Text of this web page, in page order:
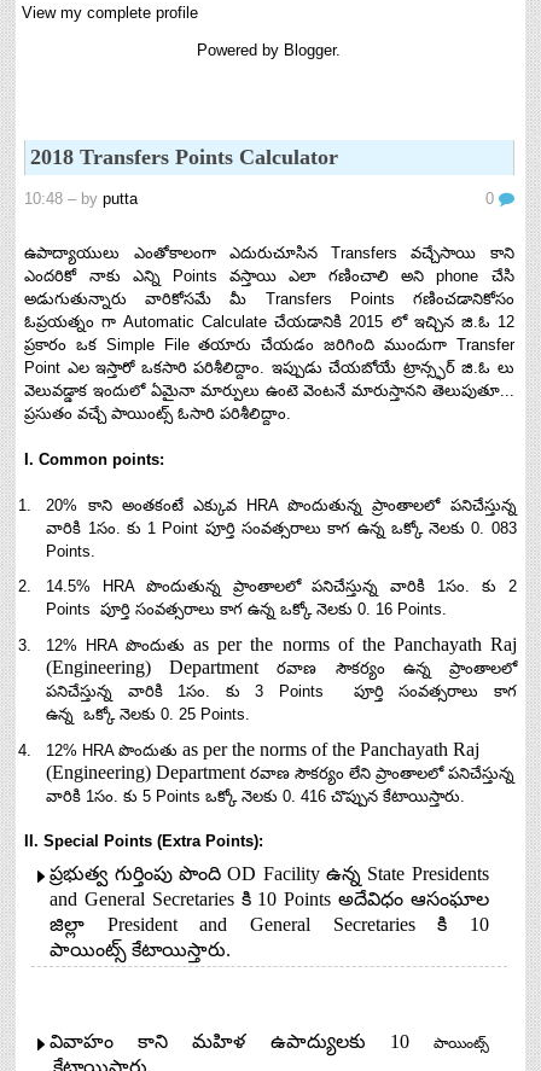
8th 9th and 10th Classes lesson wise model lesson plans for planned teaching,
నిర్ణీత సమయం లో పప్రమోషన్ లు రానప్పుడు నిర్ణిత
సంవత్సరాలలో అప్రయత్న పదోన్నతులు తీసుకోవడానికి అవకాశం
6th and 7th Classes lesson wise model lesson plans for planned teaching,
modify this lesson plans according to your students standar...
AP PRC 2015 Enhanced Pension Family Pension in RPS
2015
Revised Pension in RPS,2015 Andrapradesh state
Government has been released G.O 51 Dt. 08.05.2015 for
Sanction of Consolidated of Pensi...
ఆదాయపన్ను ( ఆర్ధిక సంవత్సరం 2025-26) లెక్కించే విధానం - సమీక్ష ఫైనాన్స్ యాక్ట్
Contact Us
Contact Us Mail 📬 puttabadi@gmail.com
View my complete profile
Powered by Blogger.
2018 Transfers Points Calculator
10:48 – byputta 0
ఉపాద్యాయులు ఎంతోకాలంగా ఎదురుచూసిన Transfers వచ్చేసాయి కాని
ఎందరికో నాకు ఎన్ని Points వస్తాయి ఎలా గణించాలి అని phone చేసి
అడుగుతున్నారు వారికోసమే మీ Transfers Points గణించడానికోసం
ఓప్రయత్నం గా Automatic Calculate చేయడానికి 2015 లో ఇచ్చిన జి.ఓ 12
ప్రకారం ఒక Simple File తయారు చేయడం జరిగింది ముందుగా Transfer
Point ఎల ఇస్తారో ఒకసారి పరిశీలిద్దాం. ఇప్పుడు చేయబోయే ట్రాన్స్ఫర్ జి.ఓ లు
వెలువడ్డాక ఇందులో ఏమైనా మార్పులు ఉంటె వెంటనే మారుస్తానని తెలుపుతూ...
ప్రసుతం వచ్చే పాయింట్స్ ఓసారి పరిశీలిద్దాం.
I. Common points:
20% కాని అంతకంటే ఎక్కువ HRA పొందుతున్న ప్రాంతాలలో పనిచేస్తున్న
వారికి 1సం. కు 1 Point పూర్తి సంవత్సరాలు కాగ ఉన్న ఒక్కో నెలకు 0. 083
Points.
14.5% HRA పొందుతున్న ప్రాంతాలలో పనిచేస్తున్న వారికి 1సం. కు 2
Points పూర్తి సంవత్సరాలు కాగ ఉన్న ఒక్కో నెలకు 0. 16 Points.
12% HRA పొందుతుas per the norms of the Panchayath Raj
(Engineering) Departmentరవాణ సౌకర్యం ఉన్న ప్రాంతాలలో
పనిచేస్తున్న వారికి 1సం. కు 3 Points పూర్తి సంవత్సరాలు కాగ
ఉన్న ఒక్కో నెలకు 0. 25 Points.
12% HRA పొందుతుas per the norms of the Panchayath Raj
(Engineering) Departmentరవాణ సౌకర్యం లేని ప్రాంతాలలో పనిచేస్తున్న
వారికి 1సం. కు 5 Pointsఒక్కోనెలకు 0. 416 చొప్పున కేటాయిస్తారు.
II. Special Points (Extra Points):
ప్రభుత్వ గుర్తింపు పొంది OD Facility ఉన్న State Presidents
and General Secretaries కి 10 Points అదేవిధం ఆసంఘాల
జిల్లా President and General Secretaries కి 10
పాయింట్స్కేటాయిస్తారు.
వివాహం కాని మహిళ ఉపాద్యులకు 10 పాయింట్స్